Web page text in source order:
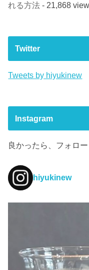
れる方法 - 21,868
Twitter
Tweets by hiyukinew
Instagram
良かったら、フォロー
hiyukinew